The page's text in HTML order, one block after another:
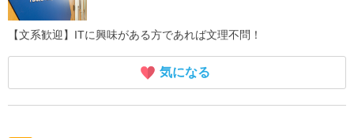
【文系歓迎】ITに興味がある方であれば文理不問！
気になる